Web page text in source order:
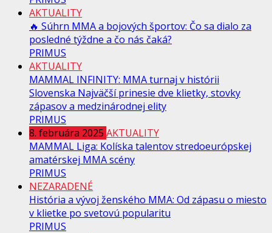
AKTUALITY
🔥 Súhrn MMA a bojových športov: Čo sa dialo za
posledné týždne a čo nás čaká?
PRIMUS
AKTUALITY
MAMMAL INFINITY: MMA turnaj v histórii
Slovenska Najväčší prinesie dve klietky, stovky
zápasov a medzinárodnej elity
PRIMUS
8. februára 2025 AKTUALITY
MAMMAL Liga: Kolíska talentov stredoeurópskej
amatérskej MMA scény
PRIMUS
NEZARADENÉ
História a vývoj ženského MMA: Od zápasu o miesto
v klietke po svetovú popularitu
PRIMUS